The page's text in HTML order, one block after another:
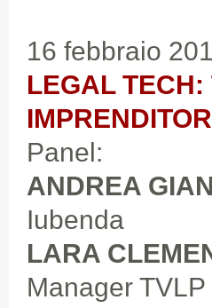
16 febbraio
LEGAL TECH:
Panel:
ANDREA
Iubenda
LARA
Manager